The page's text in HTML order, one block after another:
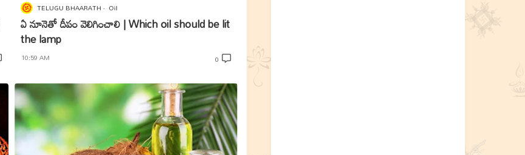
TELUGU BHAARATH Oil
ఏ నూనెతో దీపం వెలిగించాలి | Which oil should be lit
the lamp
10:59 AM 0